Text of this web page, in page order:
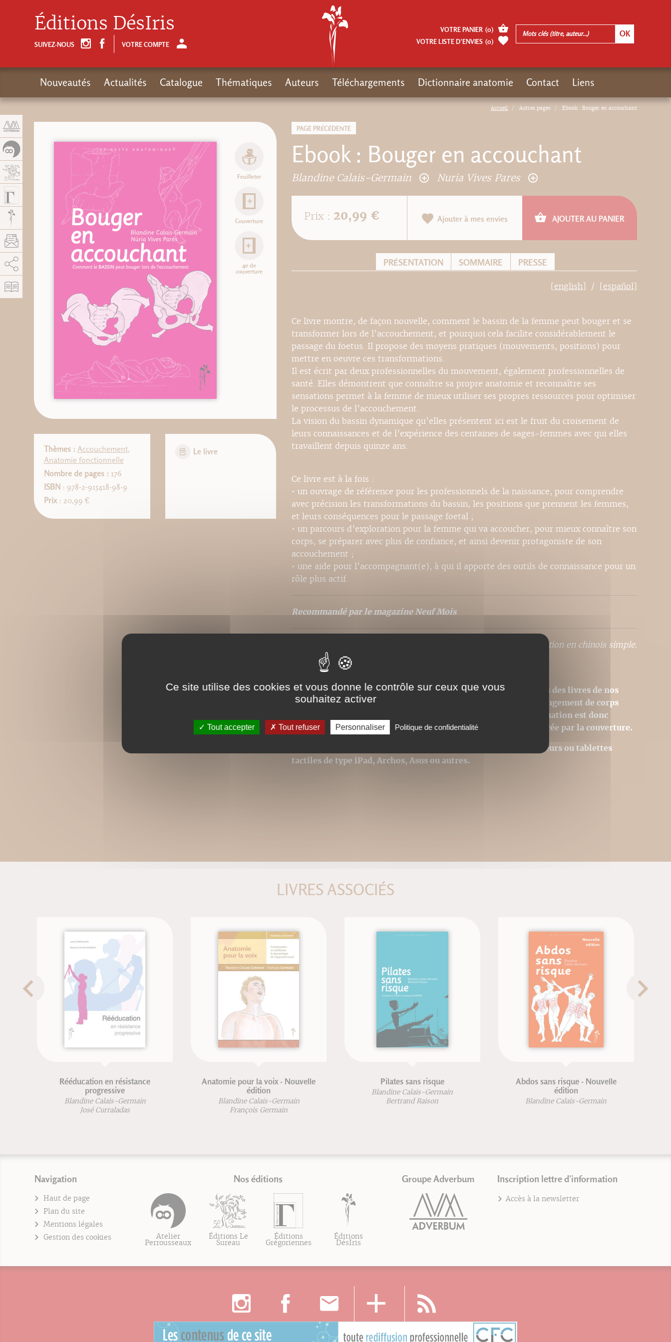
Accueil Autres pages Ebook : Bouger en accouchant
PAGE PRÉCÉDENTE
Ebook : Bouger en accouchant
Blandine Calais-Germain Nuria Vives Pares
Feuilleter
Couverture
4e de
couverture
Thèmes : Accouchement,
Anatomie fonctionnelle
Nombre de pages : 176
ISBN : 978-2-915418-98-9
Prix: 20,99 €
Le livre
Prix : 20,99 € Ajouter à mes envies AJOUTER AU PANIER
PRÉSENTATION SOMMAIRE PRESSE
[english] [español]
Ce livre montre, de façon nouvelle, comment le bassin de la femme peut bouger et se
transformer lors de l’accouchement, et pourquoi cela facilite considérablement le
passage du foetus. Il propose des moyens pratiques (mouvements, positions) pour
mettre en oeuvre ces transformations.
Il est écrit par deux professionnelles du mouvement, également professionnelles de
santé. Elles démontrent que connaître sa propre anatomie et reconnaître ses
sensations permet à la femme de mieux utiliser ses propres ressources pour optimiser
le processus de l’accouchement.
La vision du bassin dynamique qu’elles présentent ici est le fruit du croisement de
leurs connaissances et de l’expérience des centaines de sages-femmes avec qui elles
travaillent depuis quinze ans.
Ce livre est à la fois :
• un ouvrage de référence pour les professionnels de la naissance, pour comprendre
avec précision les transformations du bassin, les positions que prennent les femmes,
et leurs conséquences pour le passage foetal ;
• un parcours d’exploration pour la femme qui va accoucher, pour mieux connaître son
corps, se préparer avec plus de confiance, et ainsi devenir protagoniste de son
accouchement ;
• une aide pour l’accompagnant(e), à qui il apporte des outils de connaissance pour un
rôle plus actif.
Recommandé par le magazine Neuf Mois
Traduit en anglais, italien, allemand et coréen.En cours de traduction en chinois simple.
Nos ebooks sont des versions PDF homothétiques des livres de nos
catalogues. Ils ne sont donc pas modifiables (changement de corps
pour la police, modification des images). La pagination est donc
respectée et la première page du livre est remplacée par la couverture.
Ce format peut être lu par le logiciel Acrobat © sur des ordinateurs ou tablettes
tactiles de type iPad, Archos, Asus ou autres.
LIVRES ASSOCIÉS
Rééducation en résistance
progressive
Blandine Calais-Germain
José Curraladas
Anatomie pour la voix - Nouvelle
Blandine Calais-Germain
François Germain
Pilates sans risque
Blandine Calais-Germain
Bertrand Raison
Abdos sans risque - Nouvelle
Blandine Calais-Germain
Navigation
Haut de page
Plan du site
Mentions légales
Gestion des cookies
Nos éditions
Atelier
Perrousseaux
Éditions Le
Sureau
Éditions
Grégoriennes
Éditions
DésIris
Groupe Adverbum Inscription lettre d'information
Accès à la newsletter
Éditions DésIris
SUIVEZ-NOUS VOTRE COMPTE
VOTRE PANIER (0)
VOTRE LISTE D’ENVIES (0)
Nouveautés Actualités Catalogue Thématiques Auteurs Téléchargements Dictionnaire anatomie Contact Liens
AddThis est désactivé. Autoriser
Ce site utilise des cookies et vous donne le contrôle sur ceux que vous
souhaitez activer
Tout accepter Tout refuser Personnaliser Politique de confidentialité